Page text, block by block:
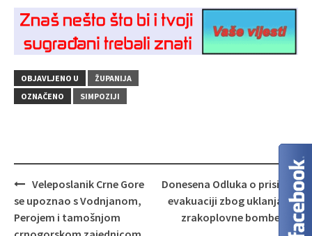
OBJAVLJENO U
ŽUPANIJA
OZNAČENO
SIMPOZIJI
Navigacija
objava
Veleposlanik Crne Gore
se upoznao s Vodnjanom,
Perojem i tamošnjom
Donesena Odluka o prisilnoj
evakuaciji zbog uklanjanja
zrakoplovne bombe